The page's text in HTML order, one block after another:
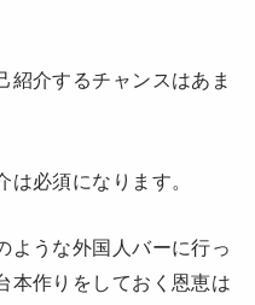
紹介するチャンスはあま
必須になります。
ような外国人バーに行っ
本作りをしておく恩恵は